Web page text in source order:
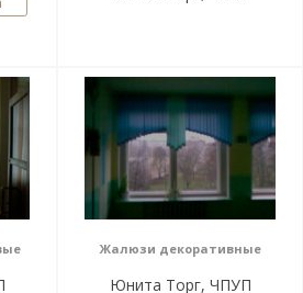
Жалюзи декоративные
Юнита Торг, ЧПУП